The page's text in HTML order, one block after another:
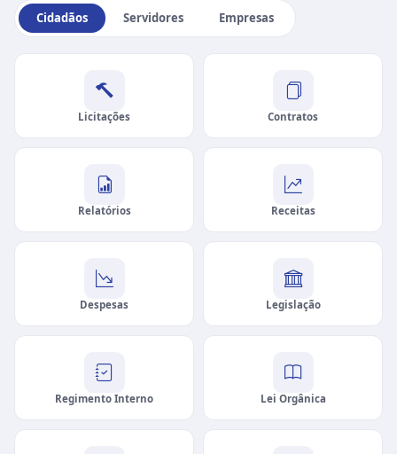
Cidadãos Servidores Empresas
Licitações Contratos
Relatórios Receitas
Despesas Legislação
Regimento Interno Lei Orgânica